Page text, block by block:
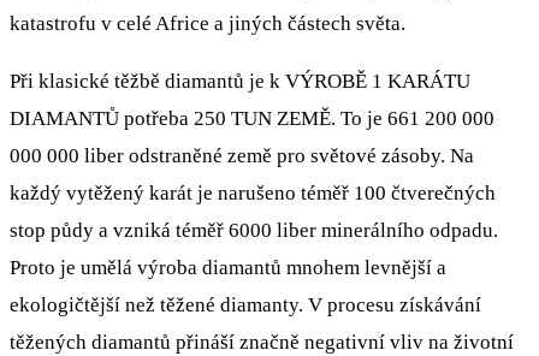
katastrofu v celé Africe a jiných částech světa.
Při klasické těžbě diamantů je k VÝROBĚ 1 KARÁTU
DIAMANTŮ potřeba 250 TUN ZEMĚ. To je 661 200 000
000 000 liber odstraněné země pro světové zásoby. Na
každý vytěžený karát je narušeno téměř 100 čtverečných
stop půdy a vzniká téměř 6000 liber minerálního odpadu.
Proto je umělá výroba diamantů mnohem levnější a
ekologičtější než těžené diamanty. V procesu získávání
těžených diamantů přináší značně negativní vliv na životní